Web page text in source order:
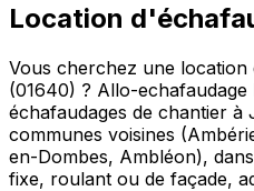
Location
Vous cherchez une
(01640) ? Allo-echafaudage
échafaudages de chantier à
communes voisines
en-Dombes, Ambléon),
fixe, roulant ou de façade,